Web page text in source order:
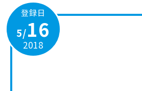
登録日
5/16
2018